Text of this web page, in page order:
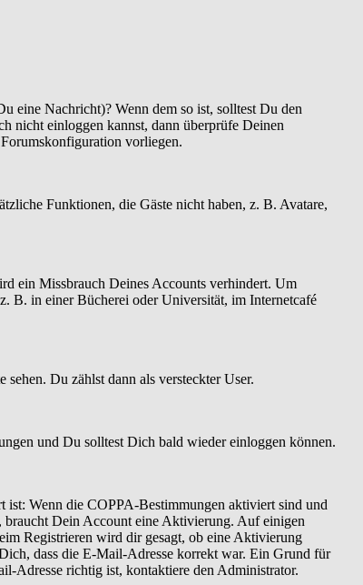
eine Nachricht)? Wenn dem so ist, solltest Du den
nicht einloggen kannst, dann überprüfe Deinen
vorliegen.
Funktionen, die Gäste nicht haben, z. B. Avatare,
ein Missbrauch Deines Accounts verhindert. Um
B. in einer Bücherei oder Universität, im Internetcafé
Du zählst dann als versteckter User.
und Du solltest Dich bald wieder einloggen können.
ist: Wenn die COPPA-Bestimmungen aktiviert sind und
braucht Dein Account eine Aktivierung. Auf einigen
Registrieren wird dir gesagt, ob eine Aktivierung
dass die E-Mail-Adresse korrekt war. Ein Grund für
Adresse richtig ist, kontaktiere den Administrator.